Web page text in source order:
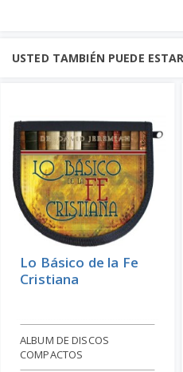
USTED TAMBIÉN PUEDE
Lo Básico de la Fe
Cristiana
ALBUM DE DISCOS
COMPACTOS